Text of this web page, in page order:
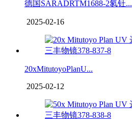
德国SARADRTM1688-2氡钍...
2025-02-16
20xMitutoyoPlanU...
2025-02-12